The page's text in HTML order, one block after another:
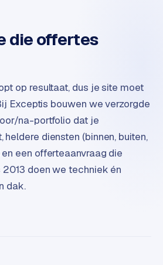
die offertes
op resultaat, dus je site moet
Exceptis bouwen we verzorgde
na-portfolio dat je
diensten (binnen, buiten,
een offerteaanvraag die
2013 doen we techniek én
dak.